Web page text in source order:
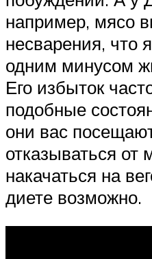
например, мясо
несварения, что
одним минусом
Его избыток
подобные
они вас
отказываться от
накачаться на
диете возможно.